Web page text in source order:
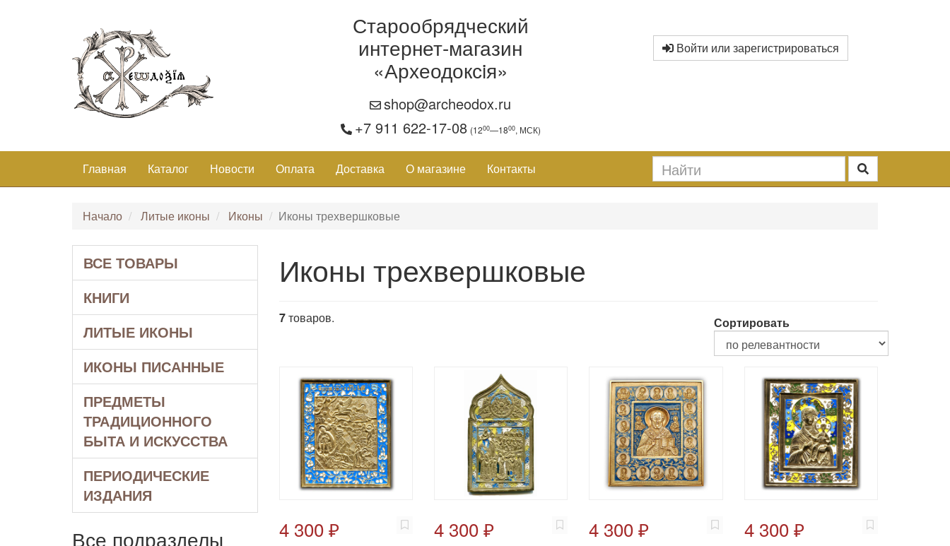
Старообрядческий
интернет-магазин
«Археодоксiя»
shop@archeodox.ru
+7 911 622-17-08 (1200—1800, МСК)
Войти или зарегистрироваться
Главная Каталог Новости Оплата Доставка О магазине Контакты
Начало Литые иконы Иконы Иконы трехвершковые
ВСЕ ТОВАРЫ
КНИГИ
ЛИТЫЕ ИКОНЫ
ИКОНЫ ПИСАННЫЕ
ПРЕДМЕТЫ
ТРАДИЦИОННОГО
БЫТА И ИСКУССТВА
ПЕРИОДИЧЕСКИЕ
ИЗДАНИЯ
Все подразделы
Иконы трехвершковые
7товаров. Сортировать
4 300 ₽ 4 300 ₽ 4 300 ₽ 4 300 ₽